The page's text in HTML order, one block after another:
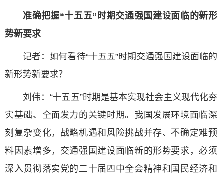
准确把握“十五五”时期交通强国建设面临的新形
势新要求
记者：如何看待“十五五”时期交通强国建设面临的
新形势新要求？
刘伟：“十五五”时期是基本实现社会主义现代化夯
实基础、全面发力的关键时期。我国发展环境面临深
刻复杂变化，战略机遇和风险挑战并存、不确定难预
料因素增多，交通强国建设面临新的形势要求，必须
深入贯彻落实党的二十届四中全会精神和国民经济和